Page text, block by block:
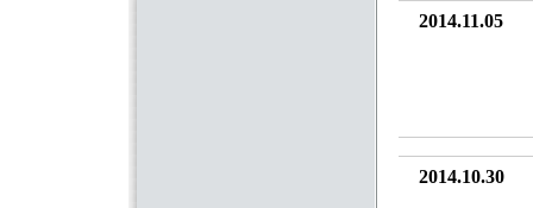
2014.11.05
2014.10.30